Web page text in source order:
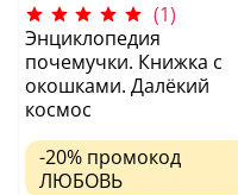
(1)
Энциклопедия
почемучки. Книжка с
окошками. Далёкий
космос
-20% промокод
ЛЮБОВЬ